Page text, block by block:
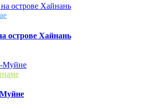
острове Хайнань